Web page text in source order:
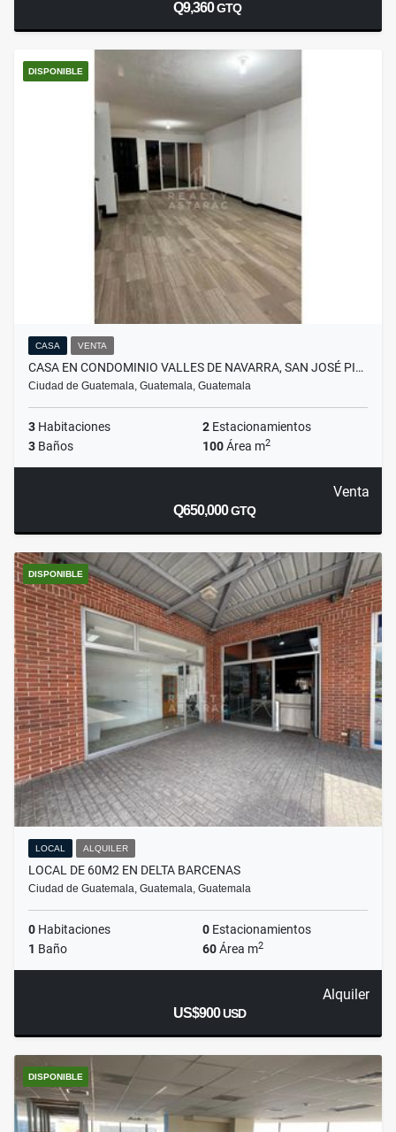
Q9,360GTQ
DISPONIBLE
CASA VENTA
CASA EN CONDOMINIO VALLES DE NAVARRA, SAN JOSÉ PI…
Ciudad de Guatemala, Guatemala, Guatemala
3 Habitaciones 2 Estacionamientos
3 Baños 100Área m2
Venta
Q650,000GTQ
DISPONIBLE
LOCAL ALQUILER
LOCAL DE 60M2 EN DELTA BARCENAS
Ciudad de Guatemala, Guatemala, Guatemala
0 Habitaciones 0 Estacionamientos
1 Baño 60Área m2
Alquiler
US$900USD
DISPONIBLE